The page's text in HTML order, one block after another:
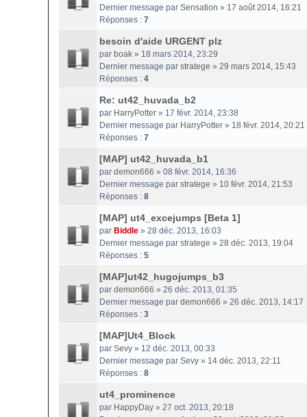
Dernier message par Sensation » 17 août 2014, 16:21
Réponses : 7
besoin d'aide URGENT plz
par boak » 18 mars 2014, 23:29
Dernier message par stratege » 29 mars 2014, 15:43
Réponses : 4
Re: ut42_huvada_b2
par HarryPotter » 17 févr. 2014, 23:38
Dernier message par HarryPotter » 18 févr. 2014, 20:21
Réponses : 7
[MAP] ut42_huvada_b1
par demon666 » 08 févr. 2014, 16:36
Dernier message par stratege » 10 févr. 2014, 21:53
Réponses : 8
[MAP] ut4_excejumps [Beta 1]
par Biddle » 28 déc. 2013, 16:03
Dernier message par stratege » 28 déc. 2013, 19:04
Réponses : 5
[MAP]ut42_hugojumps_b3
par demon666 » 26 déc. 2013, 01:35
Dernier message par demon666 » 26 déc. 2013, 14:17
Réponses : 3
[MAP]Ut4_Block
par Sevy » 12 déc. 2013, 00:33
Dernier message par Sevy » 14 déc. 2013, 22:11
Réponses : 8
ut4_prominence
par HappyDay » 27 oct. 2013, 20:18